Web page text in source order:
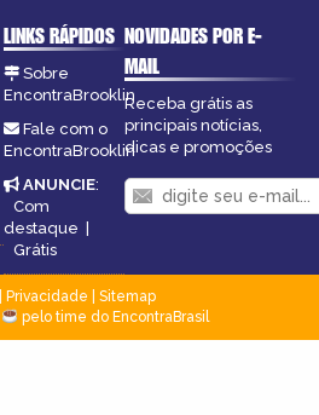
LINKS RÁPIDOS
Sobre
EncontraBrooklin
Fale com o
EncontraBrooklin
ANUNCIE:
Com
destaque |
Grátis
NOVIDADES POR E-
MAIL
Receba grátis as
principais notícias,
dicas e promoções
Privacidade
Sitemap
pelo time do EncontraBrasil